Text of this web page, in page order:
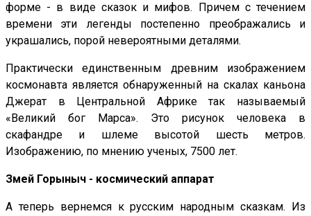
форме - в виде сказок и мифов. Причем с течением
времени эти легенды постепенно преображались и
украшались, порой невероятными деталями.
Практически единственным древним изображением
космонавта является обнаруженный на скалах каньона
Джерат в Центральной Африке так называемый
«Великий бог Марса». Это рисунок человека в
скафандре и шлеме высотой шесть метров.
Изображению, по мнению ученых, 7500 лет.
Змей Горыныч - космический аппарат
А теперь вернемся к русским народным сказкам. Из